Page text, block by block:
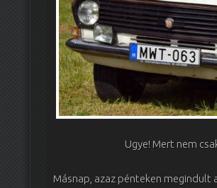
Ugye! Mert nem
Másnap, azaz pénteken